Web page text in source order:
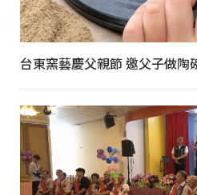
台東窯藝慶父親節 邀父子做陶